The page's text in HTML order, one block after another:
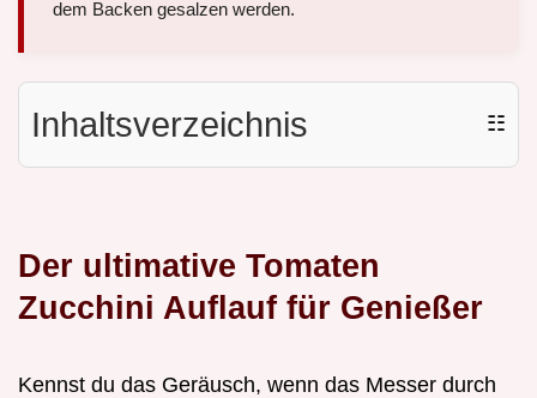
dem Backen gesalzen werden.
Inhaltsverzeichnis ☷
Der ultimative Tomaten
Zucchini Auflauf für Genießer
Kennst du das Geräusch, wenn das Messer durch